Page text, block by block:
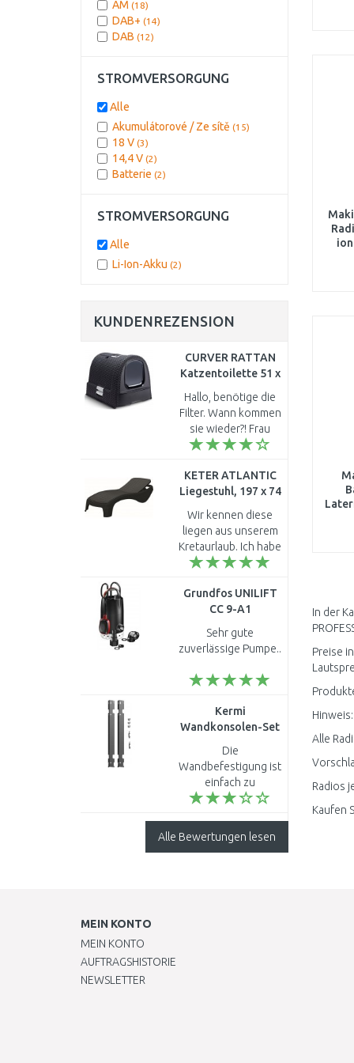
In der
Preise
Alle
Radios
Kaufen
AM (18)
DAB+ (14)
DAB (12)
STROMVERSORGUNG
Alle
Akumulátorové / Ze sítě (15)
18 V (3)
14,4 V (2)
Batterie (2)
STROMVERSORGUNG
Alle
Li-Ion-Akku (2)
KUNDENREZENSION
CURVER RATTAN
Katzentoilette 51 x
38,5 x 40 cm
anthrazit 00615-
P15
Hallo, benötige die
Filter. Wann kommen
sie wieder?! Frau
Nowack Wenn Sie die
anbieten würden,
würde das Produkt 5
KETER ATLANTIC
Liegestuhl, 197 x 74
x 36 cm, graphit
17199231
Wir kennen diese
liegen aus unserem
Kretaurlaub. Ich habe
so gut darauf
Strand direkt das
Typenschild
abfotografiert ha..
Grundfos UNILIFT
CC 9-A1
Schmutzwasserpumpe
96280970
Sehr gute
zuverlässige Pumpe..
Kermi
Wandkonsolen-Set
mm, verzinkt
ZB02590013
Die
Wandbefestigung ist
einfach zu
montieren...
Alle Bewertungen lesen
MEIN KONTO
MEIN KONTO
AUFTRAGSHISTORIE
NEWSLETTER